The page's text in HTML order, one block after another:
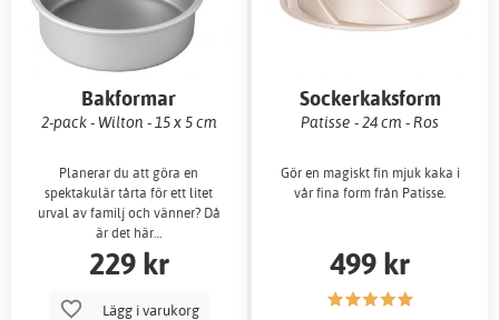
Bakformar
2-pack - Wilton - 15 x 5 cm
Planerar du att göra en
spektakulär tårta för ett litet
urval av familj och vänner? Då
är det här…
229 kr
Lägg i varukorg
Sockerkaksform
Patisse - 24 cm - Ros
Gör en magiskt fin mjuk kaka i
vår fina form från Patisse.
499 kr